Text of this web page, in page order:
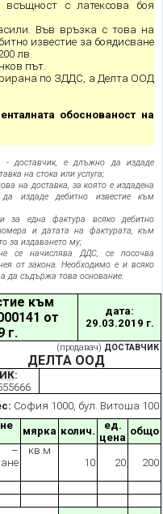
с латексова боя
Във връзка с това на
известие за боядисване
лв.
път.
по ЗДДС, а Делта ООД
обоснованост на
- доставчик, е длъжно да издаде
на стока или услуга;
на доставка, за която е издадена
издаде дебитно известие към
за една фактура всяко дебитно
и датата на фактурата, към
за издаването му;
се начислява ДДС, се посочва
от закона. Необходимо е и всяко
да съдържа това основание.
към
от
г.
дата:
29.03.2019 г.
(продавач) ДОСТАВЧИК
ДЕЛТА ООД
:
София 1000, бул. Витоша 100
мярка колич.
ед.
цена
общо
–
кв.м
10
20 200